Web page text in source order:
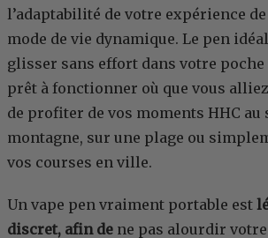
l’adaptabilité de votre expérience
mode de vie dynamique. Le pen
glisser sans effort dans votre poche
prêt à fonctionner où que vous
de profiter de vos moments HHC au
montagne, sur une plage ou
vos courses en ville.
Un vape pen vraiment portable est
discret, afin de ne pas alourdir